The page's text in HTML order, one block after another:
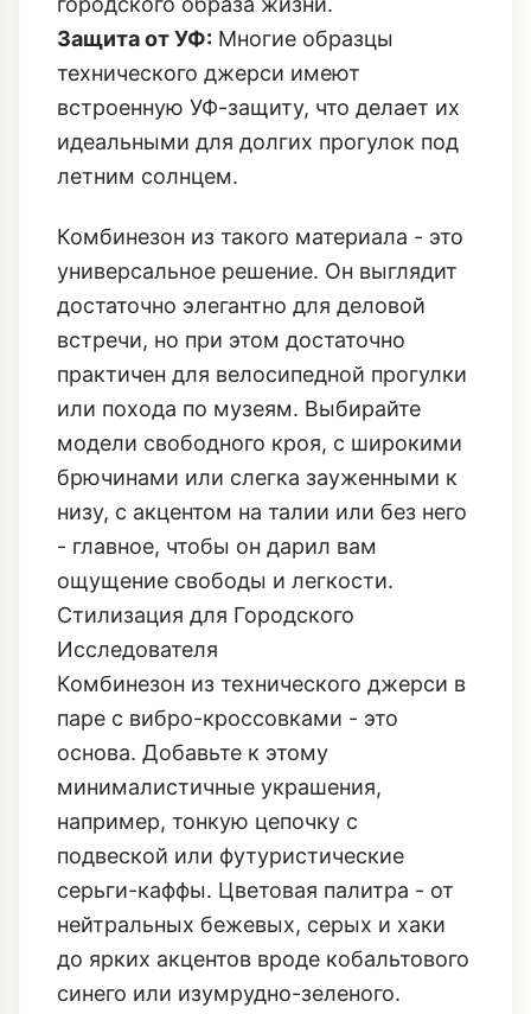
Идеально садится по фигуре, не
сковывает движений и не мнется, что
особенно важно для активного
городского образа жизни.
Защита от УФ:Многие образцы
технического джерси имеют
идеальными для долгих прогулок под
летним солнцем.
Комбинезон из такого материала - это
универсальное решение. Он выглядит
достаточно элегантно для деловой
встречи, но при этом достаточно
практичен для велосипедной прогулки
или похода по музеям. Выбирайте
модели свободного кроя, с широкими
брючинами или слегка зауженными к
низу, с акцентом на талии или без него
- главное, чтобы он дарил вам
ощущение свободы и легкости.
Стилизация для Городского
Исследователя
Комбинезон из технического джерси в
паре с вибро-кроссовками - это
основа. Добавьте к этому
минималистичные украшения,
например, тонкую цепочку с
подвеской или футуристические
серьги-каффы. Цветовая палитра - от